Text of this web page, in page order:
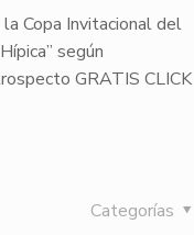
Copa Invitacional del
según
GRATIS CLICK
Categorías